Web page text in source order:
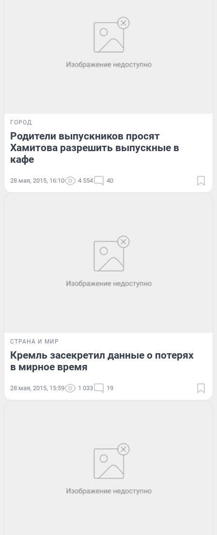
ГОРОД
Родители выпускников просят
Хамитова разрешить выпускные в
кафе
28 мая, 2015, 16:10 4 554 40
СТРАНА И МИР
Кремль засекретил данные о потерях
в мирное время
28 мая, 2015, 15:59 1 033 19